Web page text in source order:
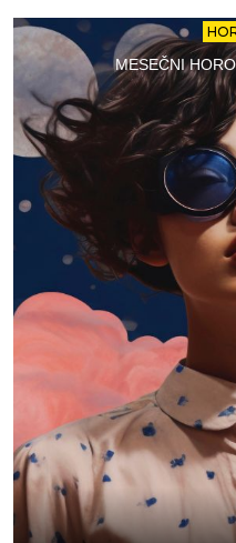
MESEČNI